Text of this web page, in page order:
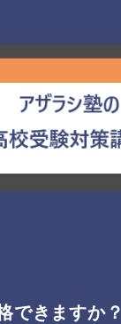
できますか？